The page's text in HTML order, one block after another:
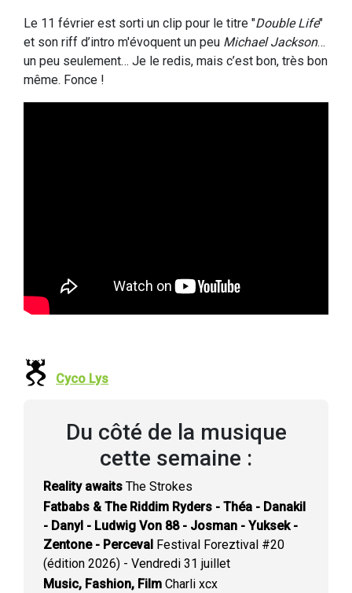
Le 11 février est sorti un clip pour le titre "Double Life"
et son riff d’intro m'évoquent un peu Michael Jackson…
un peu seulement… Je le redis, mais c’est bon, très bon
même. Fonce !
Cyco Lys
Du côté de la musique
cette semaine :
Reality awaits The Strokes
Fatbabs & The Riddim Ryders - Théa - Danakil
- Danyl - Ludwig Von 88 - Josman - Yuksek -
Zentone - Perceval Festival Foreztival #20
(édition 2026) - Vendredi 31 juillet
Music, Fashion, Film Charli xcx